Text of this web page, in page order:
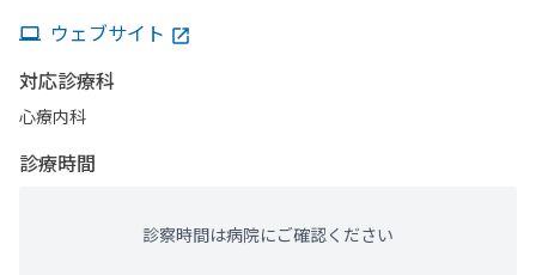
ウェブサイト
対応診療科
心療内科
診療時間
診察時間は病院にご確認ください